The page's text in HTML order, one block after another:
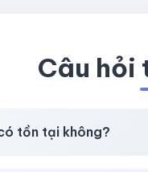
Câu hỏi
tồn tại không?